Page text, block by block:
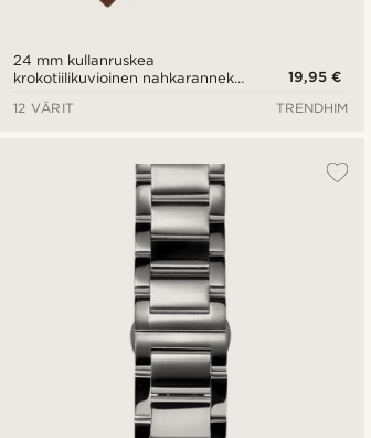
24 mm kullanruskea
krokotiilikuvioinen nahkaranneke
pikalukitus
19,95 €
12 VÄRIT
TRENDHIM